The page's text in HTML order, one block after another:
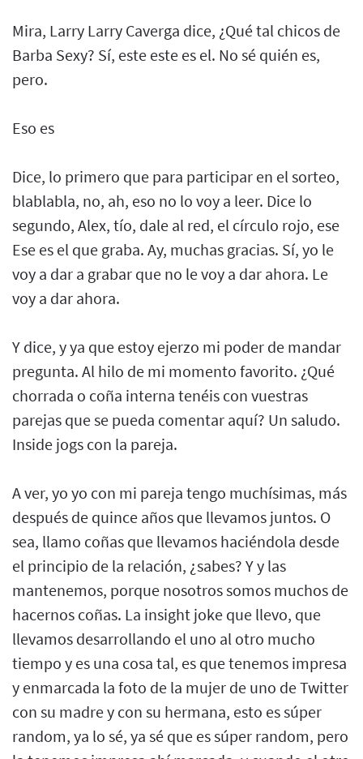
Mira, Larry Larry Caverga dice, ¿Qué tal chicos de
Barba Sexy? Sí, este este es el. No sé quién es,
pero.
Eso es
Dice, lo primero que para participar en el sorteo,
blablabla, no, ah, eso no lo voy a leer. Dice lo
segundo, Alex, tío, dale al red, el círculo rojo, ese
Ese es el que graba. Ay, muchas gracias. Sí, yo le
voy a dar a grabar que no le voy a dar ahora. Le
voy a dar ahora.
Y dice, y ya que estoy ejerzo mi poder de mandar
pregunta. Al hilo de mi momento favorito. ¿Qué
chorrada o coña interna tenéis con vuestras
parejas que se pueda comentar aquí? Un saludo.
Inside jogs con la pareja.
A ver, yo yo con mi pareja tengo muchísimas, más
después de quince años que llevamos juntos. O
sea, llamo coñas que llevamos haciéndola desde
el principio de la relación, ¿sabes? Y y las
mantenemos, porque nosotros somos muchos de
hacernos coñas. La insight joke que llevo, que
llevamos desarrollando el uno al otro mucho
tiempo y es una cosa tal, es que tenemos impresa
y enmarcada la foto de la mujer de uno de Twitter
con su madre y con su hermana, esto es súper
random, ya lo sé, ya sé que es súper random, pero